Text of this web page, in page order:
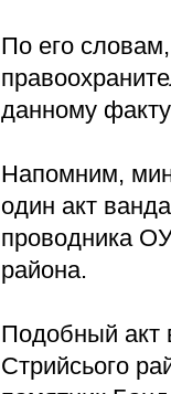
По его
данному
Напомним,
один акт
проводника
района.
Подобный акт
Стрийсього